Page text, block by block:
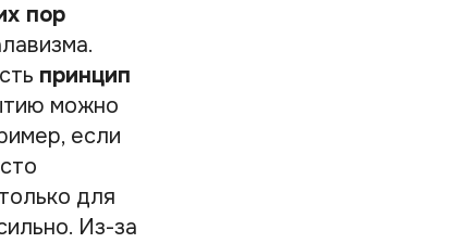
пор
принцип
можно
если
для
Из-за